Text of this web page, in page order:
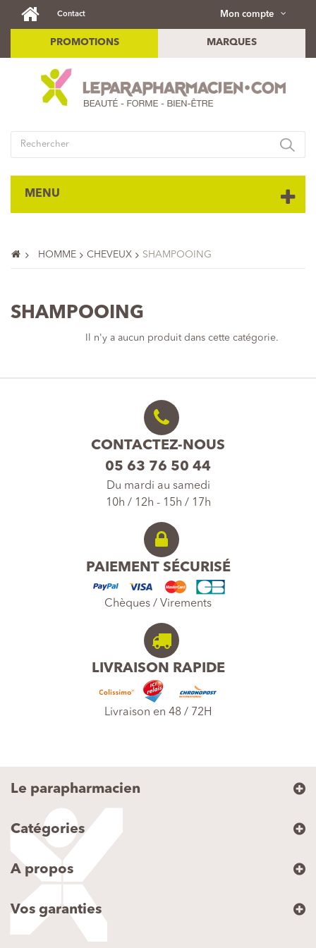
Mon compte
Contact
PROMOTIONS MARQUES
MENU
HOMME CHEVEUX SHAMPOOING
SHAMPOOING
Il n'y a aucun produit dans cette catégorie.
CONTACTEZ-NOUS
05 63 76 50 44
Du mardi au samedi
10h / 12h - 15h / 17h
PAIEMENT SÉCURISÉ
Chèques / Virements
LIVRAISON RAPIDE
Livraison en 48 / 72H
Le parapharmacien
Catégories
A propos
Vos garanties